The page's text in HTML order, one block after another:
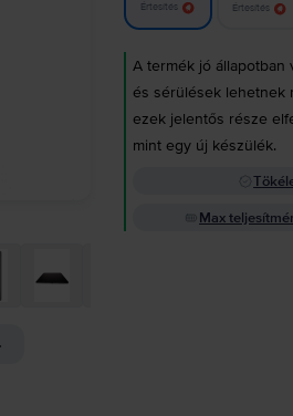
Értesítés Értesítés
A termék jó állapotban
és sérülések lehetnek
ezek jelentős része
mint egy új készülék.
Max